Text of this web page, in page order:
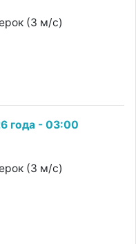
(3 м/с)
года - 03:00
(3 м/с)